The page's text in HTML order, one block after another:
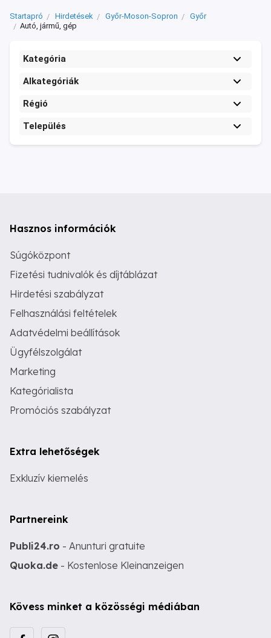
Startapró Hirdetések Győr-Moson-Sopron
Győr
Autó, jármű, gép
Kategória
Alkategóriák
Régió
Település
Hasznos információk
Súgóközpont
Fizetési tudnivalók és díjtáblázat
Hirdetési szabályzat
Felhasználási feltételek
Adatvédelmi beállítások
Ügyfélszolgálat
Marketing
Kategórialista
Promóciós szabályzat
Extra lehetőségek
Exkluzív kiemelés
Partnereink
Publi24.ro - Anunturi gratuite
Quoka.de - Kostenlose Kleinanzeigen
Kövess minket a közösségi médiában